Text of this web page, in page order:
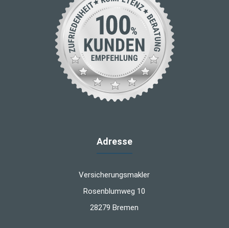
Adresse
Versicherungsmakler
Rosenblumweg 10
28279 Bremen